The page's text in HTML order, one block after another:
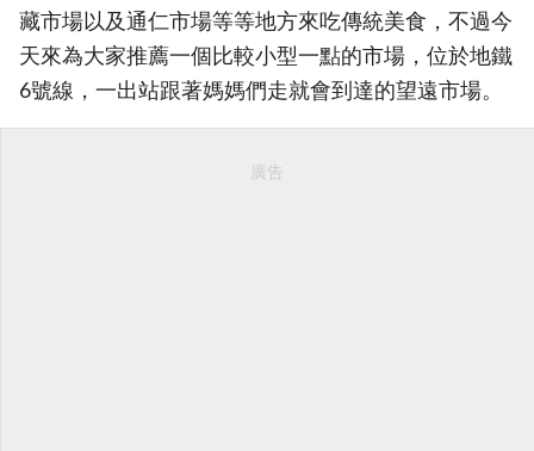
藏市場以及通仁市場等等地方來吃傳統美食，不過今
天來為大家推薦一個比較小型一點的市場，位於地鐵
6號線，一出站跟著媽媽們走就會到達的望遠市場。
廣告